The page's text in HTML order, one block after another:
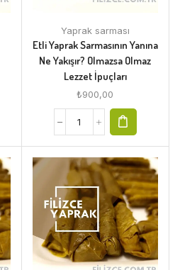
Yaprak sarması
Etli Yaprak Sarmasının Yanına
Ne Yakışır? Olmazsa Olmaz
Lezzet İpuçları
₺900,00